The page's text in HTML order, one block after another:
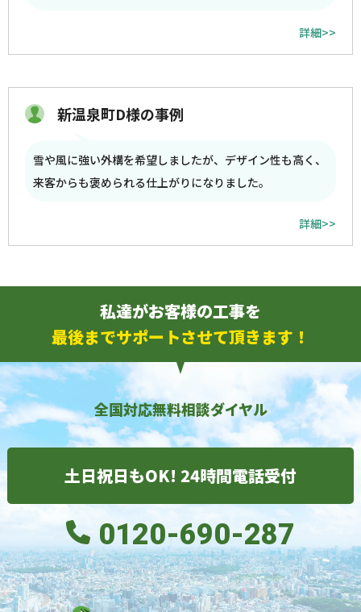
詳細>>
新温泉町D様の事例
雪や風に強い外構を希望しましたが、デザイン性も高く、
来客からも褒められる仕上がりになりました。
詳細>>
私達がお客様の工事を
最後までサポートさせて頂きます！
全国対応無料相談ダイヤル
土日祝日もOK! 24時間電話受付
0120-690-287